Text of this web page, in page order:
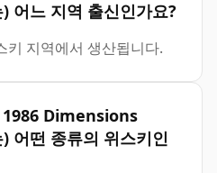
어느 지역 출신인가요?
키 지역에서 생산됩니다.
Dimensions
어떤 종류의 위스키인